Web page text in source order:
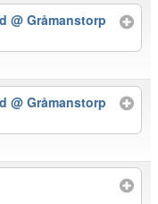
@ Gråmanstorp
@ Gråmanstorp